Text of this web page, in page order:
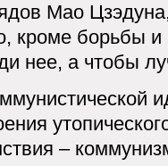
Мао
кроме борьбы
нее, а чтобы
–